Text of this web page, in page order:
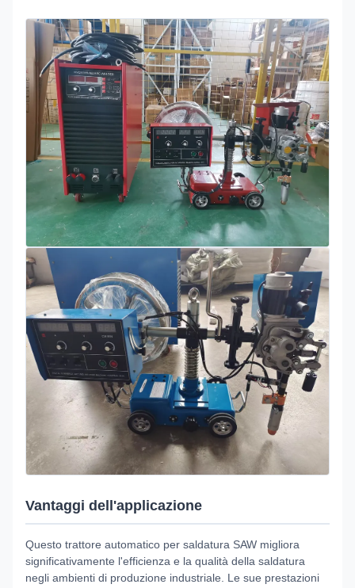
Vantaggi dell'applicazione
Questo trattore automatico per saldatura SAW migliora
significativamente l'efficienza e la qualità della saldatura
negli ambienti di produzione industriale. Le sue prestazioni